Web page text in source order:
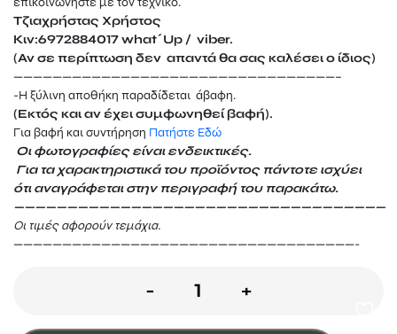
Τζιαχρήστας Χρήστος
Κιν:6972884017 what΄Up / viber.
(Αν σε περίπτωση δεν απαντά θα σας καλέσει ο ίδιος)
—————————————————————————————————–
-Η ξύλινη αποθήκη παραδίδεται άβαφη.
(Εκτός και αν έχει συμφωνηθεί βαφή).
Για βαφή και συντήρηση Πατήστε Eδώ
Οι φωτογραφίες είναι ενδεικτικές.
Για τα χαρακτηριστικά του προϊόντος πάντοτε ισχύει
ότι αναγράφεταιστην περιγραφή του παρακάτω.
———————————————————————————————————
Οι τιμές αφορούν τεμάχια.
———————————————————————————————————-
-
Πινακίδα
+